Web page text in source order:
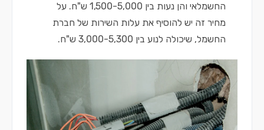
החשמלאי והן נעות בין 1,500-5,000 ש"ח. על
מחיר זה יש להוסיף את עלות השירות של חברת
החשמל, שיכולה לנוע בין 3,000-5,300 ש"ח.